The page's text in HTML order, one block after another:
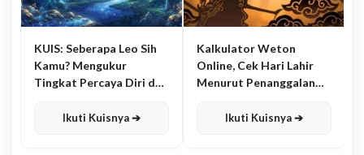
KUIS: Seberapa Leo Sih
Kamu? Mengukur
Tingkat Percaya Diri dan
Ikuti Kuisnya ➔
Kalkulator Weton
Online, Cek Hari Lahir
Menurut Penanggalan
Ikuti Kuisnya ➔